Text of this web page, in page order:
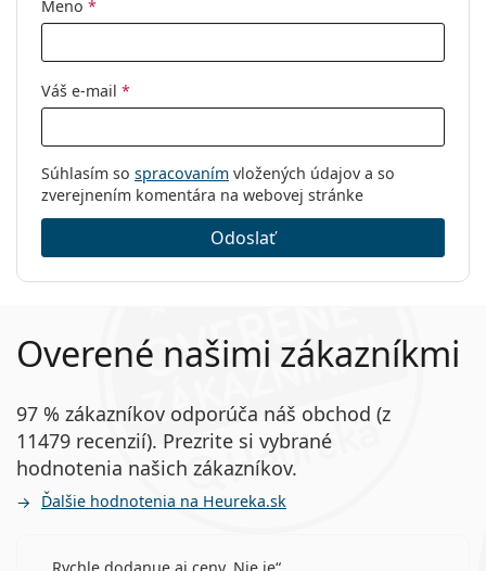
Meno *
Váš e-mail *
Súhlasím so spracovaním vložených údajov a so
zverejnením komentára na webovej stránke
Odoslať
Overené našimi zákazníkmi
97 % zákazníkov odporúča náš obchod (z
11479 recenzií). Prezrite si vybrané
hodnotenia našich zákazníkov.
Ďalšie hodnotenia na Heureka.sk